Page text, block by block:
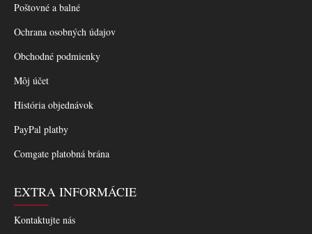
Poštovné a balné
Ochrana osobných údajov
Obchodné podmienky
Môj účet
História objednávok
PayPal platby
Comgate platobná brána
EXTRA INFORMÁCIE
Kontaktujte nás